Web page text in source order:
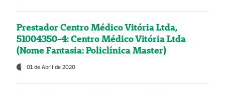
Prestador Centro Médico Vitória Ltda,
51004350-4: Centro Médico Vitória Ltda
(Nome Fantasia: Policlínica Master)
01 de Abril de 2020